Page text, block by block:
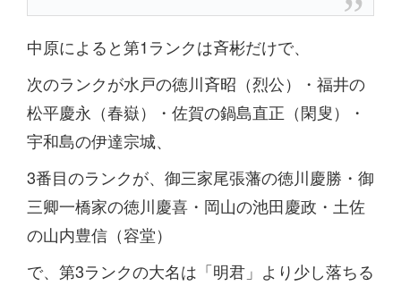
中原によると第1ランクは斉彬だけで、
次のランクが水戸の徳川斉昭（烈公）・福井の
松平慶永（春嶽）・佐賀の鍋島直正（閑叟）・
宇和島の伊達宗城、
3番目のランクが、御三家尾張藩の徳川慶勝・御
三卿一橋家の徳川慶喜・岡山の池田慶政・土佐
の山内豊信（容堂）
で、第3ランクの大名は「明君」より少し落ちる